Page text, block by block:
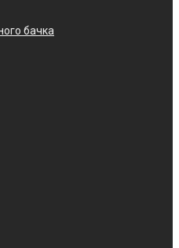
бачка